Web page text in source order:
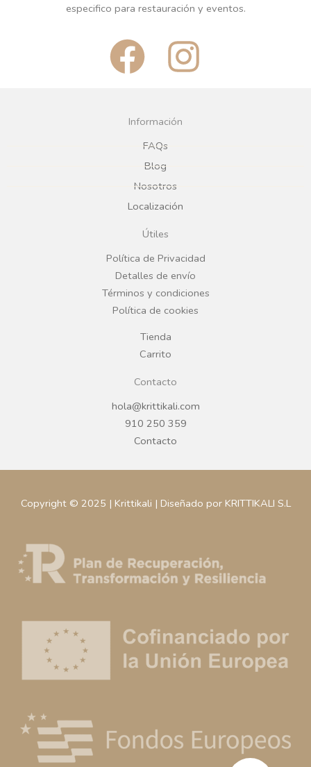
especifico para restauración y eventos.
F
a
c
e
b
o
o
k
I
n
g
r
a
Información
FAQs
Blog
Nosotros
Localización
Útiles
Política de Privacidad
Detalles de envío
Términos y condiciones
Política de cookies
Tienda
Carrito
Contacto
hola@krittikali.com
910 250 359
Contacto
Copyright © 2025 | Krittikali | Diseñado por KRITTIKALI S.L